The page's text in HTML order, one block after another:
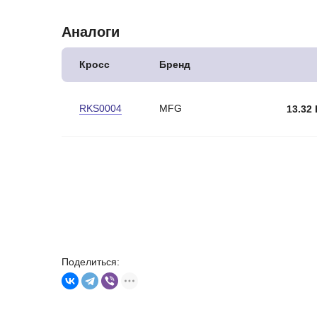
Аналоги
Кросс Бренд
RKS0004 MFG 13.32
Поделиться: